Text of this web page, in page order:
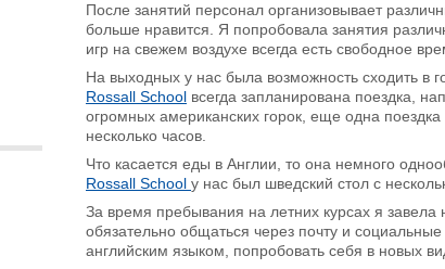
После занятий персонал организовывает
больше нравится. Я попробовала занятия
игр на свежем воздухе всегда есть свободное
На выходных у нас была возможность сходить в
Rossall School всегда запланирована поездка,
огромных американских горок, еще одна
несколько часов.
Что касается еды в Англии, то она немного
Rossall School у нас был шведский стол с
За время пребывания на летних курсах я
обязательно общаться через почту и
английским языком, попробовать себя в новых